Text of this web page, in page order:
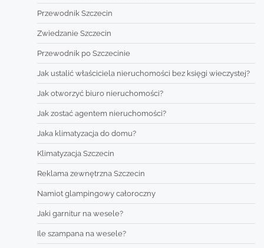
Przewodnik Szczecin
Zwiedzanie Szczecin
Przewodnik po Szczecinie
Jak ustalić właściciela nieruchomości bez księgi wieczystej?
Jak otworzyć biuro nieruchomości?
Jak zostać agentem nieruchomości?
Jaka klimatyzacja do domu?
Klimatyzacja Szczecin
Reklama zewnętrzna Szczecin
Namiot glampingowy całoroczny
Jaki garnitur na wesele?
Ile szampana na wesele?